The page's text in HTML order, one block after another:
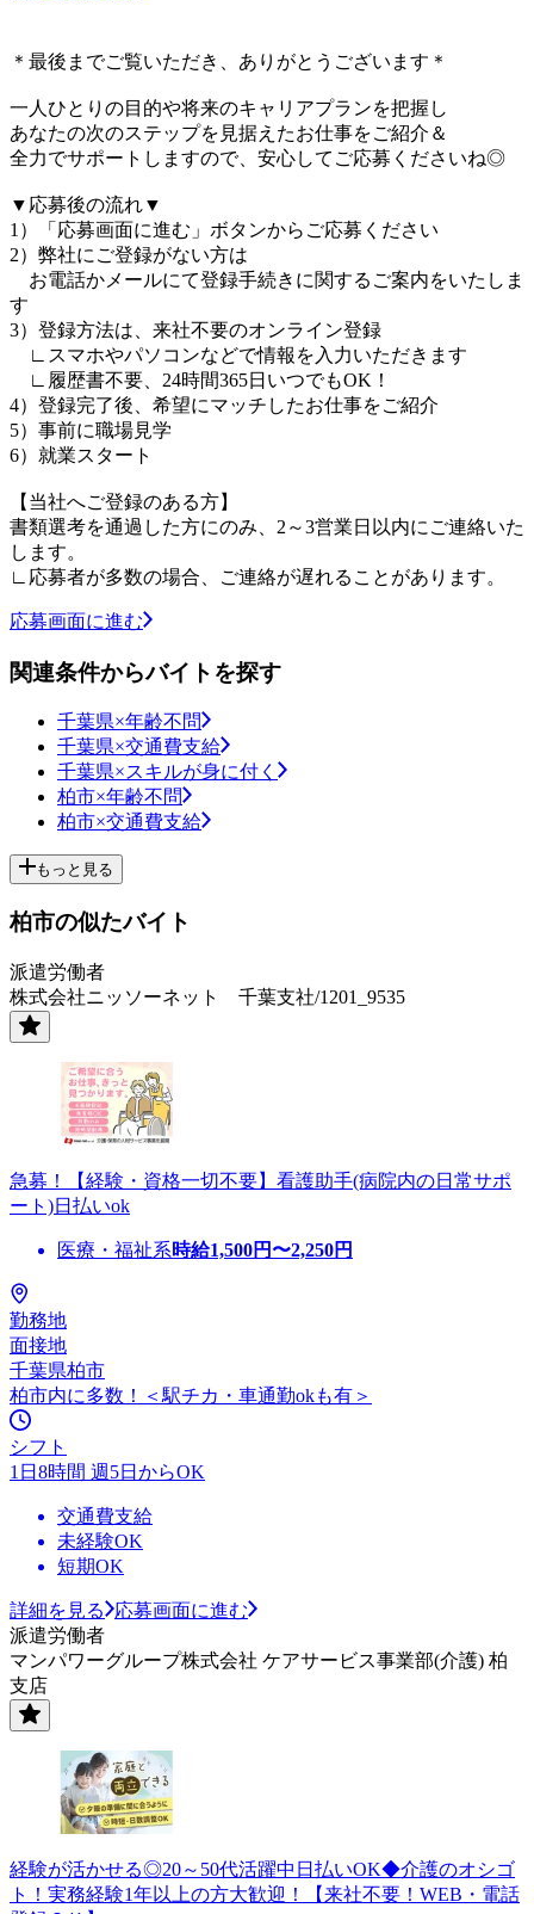
＊最後までご覧いただき、ありがとうございます＊
一人ひとりの目的や将来のキャリアプランを把握し
あなたの次のステップを見据えたお仕事をご紹介＆
全力でサポートしますので、安心してご応募くださいね◎
▼応募後の流れ▼
1）「応募画面に進む」ボタンからご応募ください
2）弊社にご登録がない方は
お電話かメールにて登録手続きに関するご案内をいたしま
す
3）登録方法は、来社不要のオンライン登録
∟スマホやパソコンなどで情報を入力いただきます
∟履歴書不要、24時間365日いつでもOK！
4）登録完了後、希望にマッチしたお仕事をご紹介
5）事前に職場見学
6）就業スタート
【当社へご登録のある方】
書類選考を通過した方にのみ、2～3営業日以内にご連絡いた
します。
∟応募者が多数の場合、ご連絡が遅れることがあります。
応募画面に進む
関連条件からバイトを探す
千葉県×年齢不問
千葉県×交通費支給
千葉県×スキルが身に付く
柏市×年齢不問
柏市×交通費支給
もっと見る
柏市の似たバイト
派遣労働者
株式会社ニッソーネット 千葉支社/1201_9535
急募！【経験・資格一切不要】看護助手(病院内の日常サポ
ート)日払いok
医療・福祉系時給1,500円〜2,250円
勤務地
面接地
千葉県柏市
柏市内に多数！＜駅チカ・車通勤okも有＞
シフト
1日8時間 週5日からOK
交通費支給
未経験OK
短期OK
詳細を見る
応募画面に進む
派遣労働者
マンパワーグループ株式会社 ケアサービス事業部(介護) 柏
支店
経験が活かせる◎20～50代活躍中日払いOK◆介護のオシゴ
ト！実務経験1年以上の方大歓迎！【来社不要！WEB・電話